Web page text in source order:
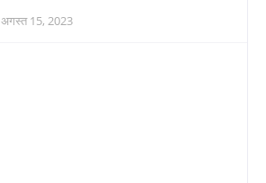
अगस्त 15, 2023